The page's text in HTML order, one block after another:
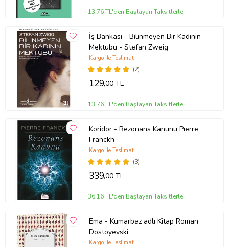
13,76 TL'den Başlayan Taksitlerle
İş Bankası - Bilinmeyen Bir Kadının
Mektubu - Stefan Zweig
(2)
Kargo ile Teslimat
129,00 TL
13,76 TL'den Başlayan Taksitlerle
Koridor - Rezonans Kanunu Pıerre
Franckh
(3)
Kargo ile Teslimat
339,00 TL
36,16 TL'den Başlayan Taksitlerle
Ema - Kumarbaz adlı Kitap Roman
Dostoyevski
Kargo ile Teslimat